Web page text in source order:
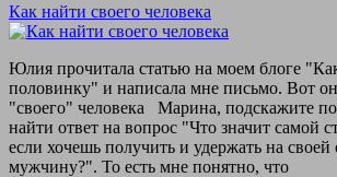
Как найти своего человека
Юлия прочитала статью на моем блоге
половинку" и написала мне письмо. Вот
"своего" человека Марина, подскажите
найти ответ на вопрос "Что значит самой
если хочешь получить и удержать на
мужчину?". То есть мне понятно, что